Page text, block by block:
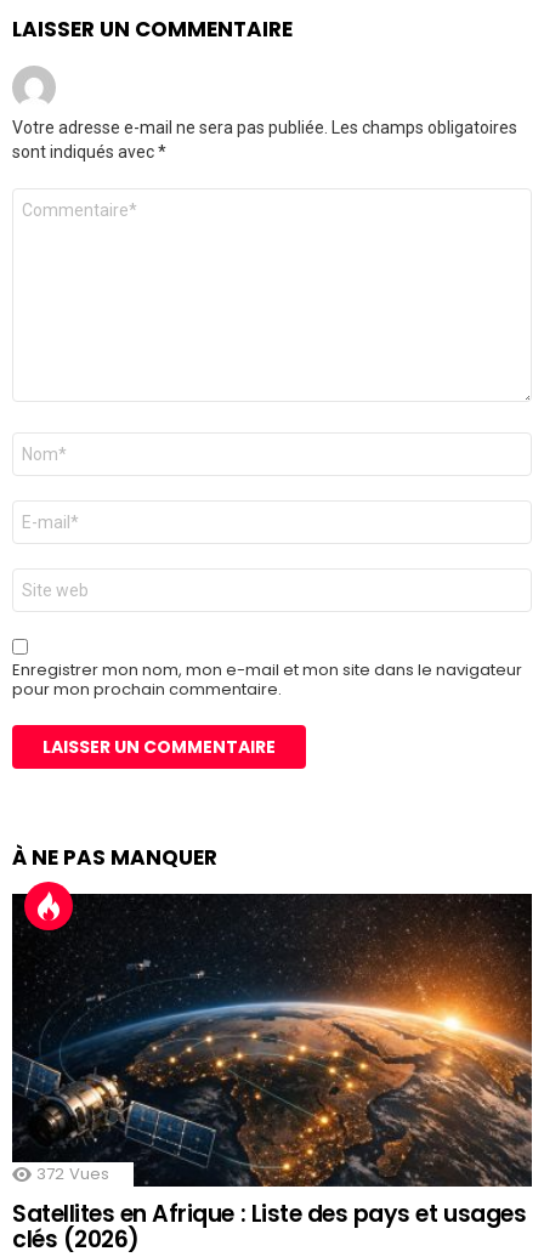
LAISSER UN COMMENTAIRE
Votre adresse e-mail ne sera pas publiée.
Les champs obligatoires
sont indiqués avec*
Commentaire
Nom
E-
mail
*
Site
web
Enregistrer mon nom, mon e-mail et mon site dans le navigateur
pour mon prochain commentaire.
À NE PAS MANQUER
372 Vues
Satellites en Afrique : Liste des pays et usages
clés (2026)